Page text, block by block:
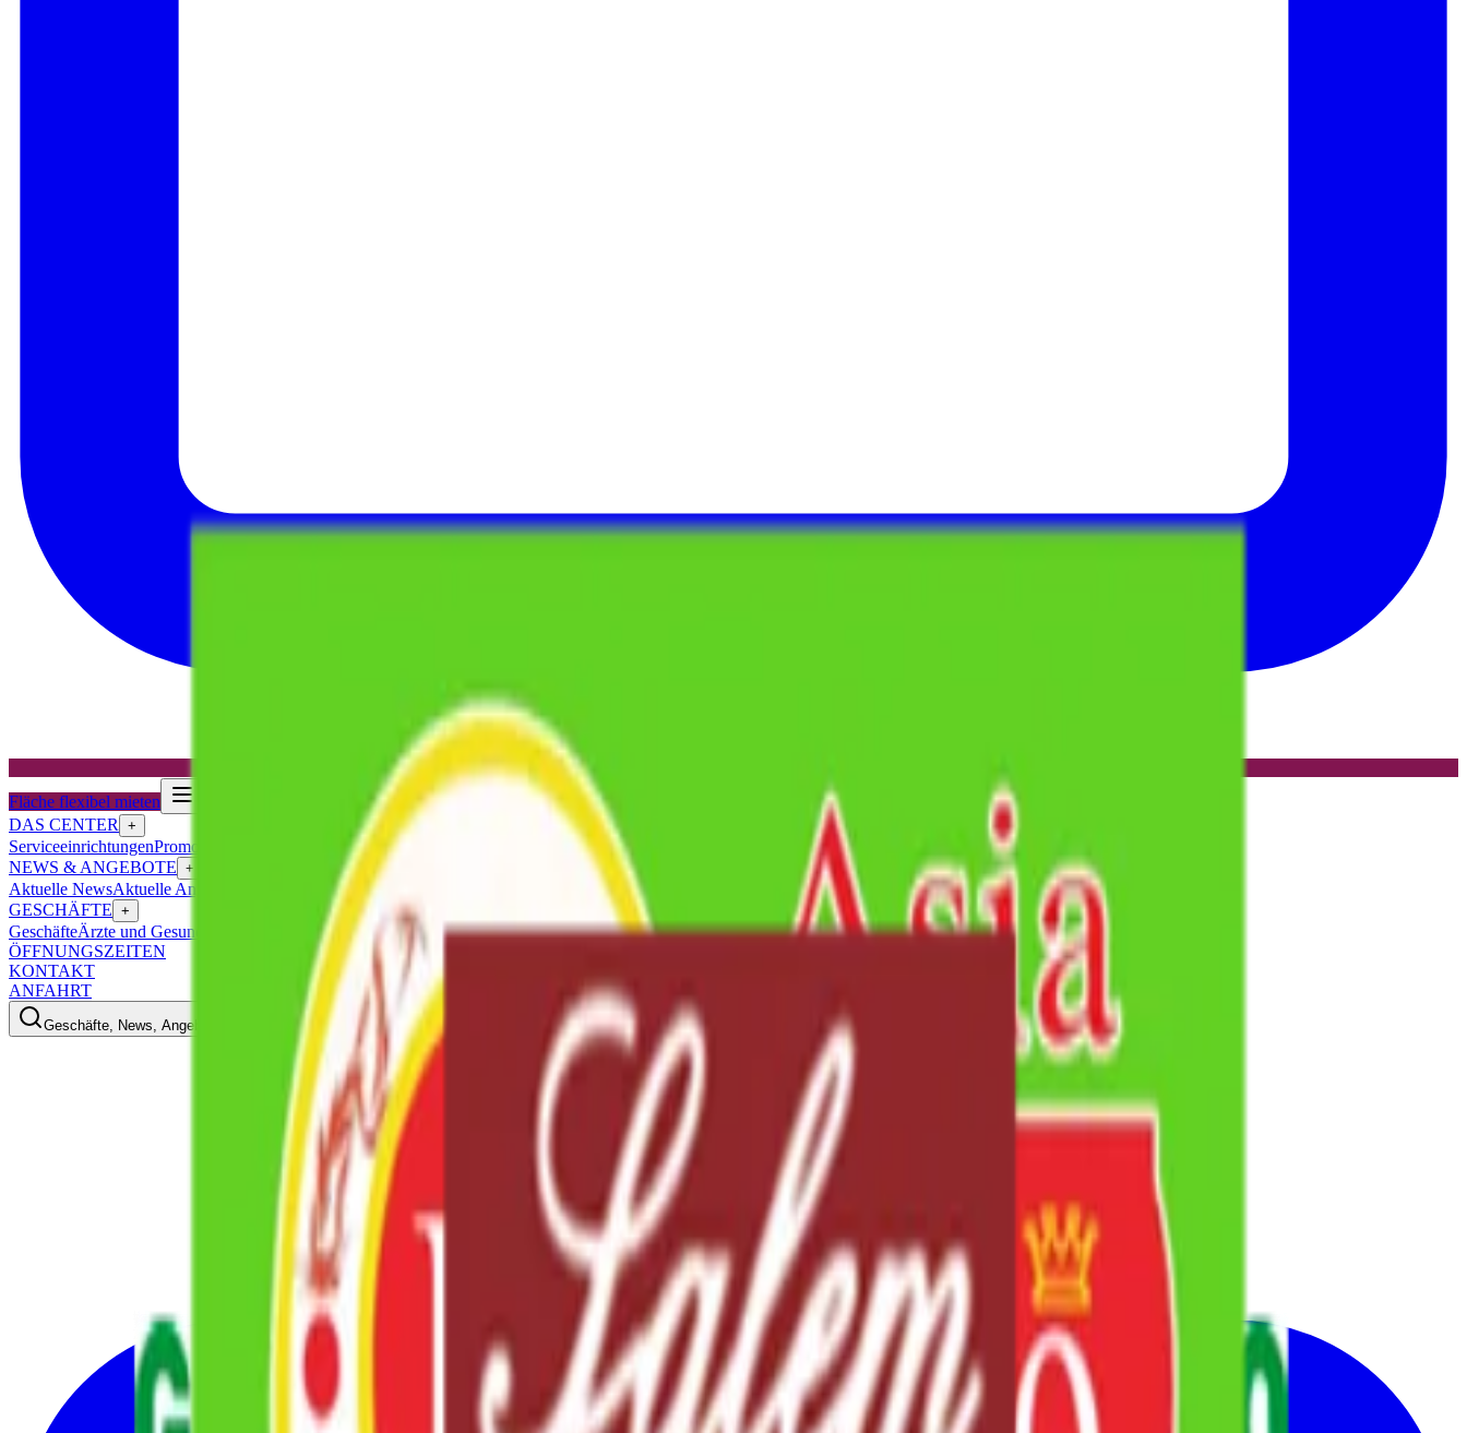
Fläche flexibel mieten
DAS CENTER
+
ServiceeinrichtungenPromotionfläche mieten Lageplan Jobangebote
Über uns
NEWS & ANGEBOTE +
Aktuelle NewsAktuelle Angebote
GESCHÄFTE +
GeschäfteÄrzte und Gesundheit
ÖFFNUNGSZEITEN
KONTAKT
ANFAHRT
Geschäfte, News, Angebote…